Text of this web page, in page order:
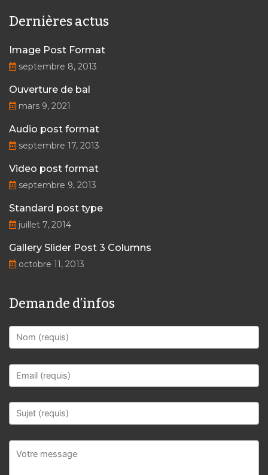
Dernières actus
Image Post Format
septembre 8, 2013
Ouverture de bal
mars 9, 2021
Audio post format
septembre 17, 2013
Video post format
septembre 9, 2013
Standard post type
juillet 7, 2014
Gallery Slider Post 3 Columns
octobre 11, 2013
Demande d’infos